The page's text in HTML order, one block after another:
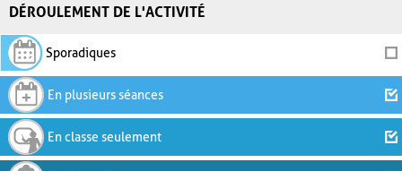
DÉROULEMENT DE L'ACTIVITÉ
Sporadiques
En plusieurs séances
En classe seulement